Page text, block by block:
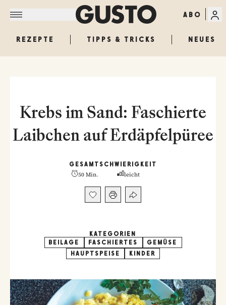
ABO
REZEPTE TIPPS & TRICKS NEUES
Krebs im Sand: Faschierte
Laibchen auf Erdäpfelpüree
GESAMT
50 Min.
SCHWIERIGKEIT
leicht
KATEGORIEN
BEILAGE
FASCHIERTES
GEMÜSE
HAUPTSPEISE
KINDER